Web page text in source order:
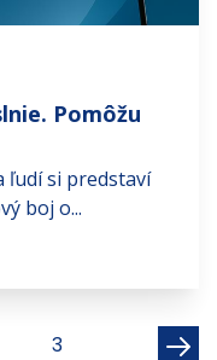
Pomôžu
ľudí si predstaví
boj o...
3